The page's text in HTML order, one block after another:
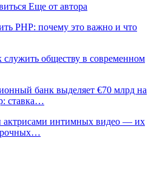
Еще от автора
PHP: почему это важно и что
обществу в современном
банк выделяет €70 млрд на
ставка…
актрисами интимных видео — их